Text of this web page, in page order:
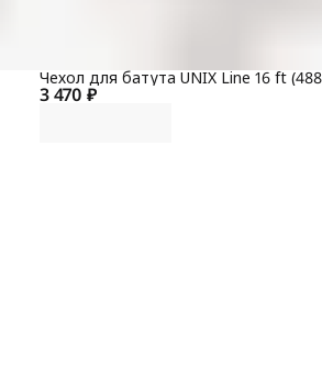
3 470 ₽
Чехол для батута UNIX Line 16 ft